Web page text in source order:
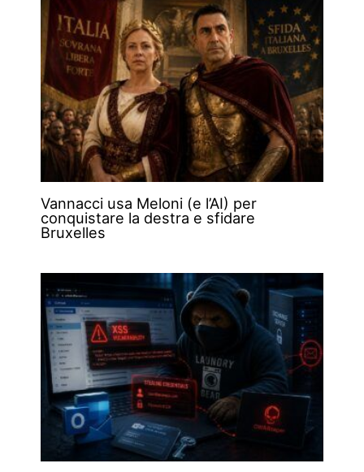
Vannacci usa Meloni (e l’AI) per
conquistare la destra e sfidare
Bruxelles